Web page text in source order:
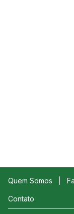
Quem Somos
Contato